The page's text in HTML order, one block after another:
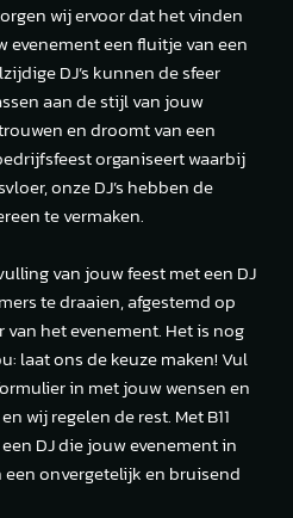
wij ervoor dat het vinden
evenement een fluitje van een
DJ’s kunnen de sfeer
aan de stijl van jouw
en droomt van een
organiseert waarbij
onze DJ’s hebben de
te vermaken.
van jouw feest met een DJ
te draaien, afgestemd op
het evenement. Het is nog
laat ons de keuze maken! Vul
in met jouw wensen en
wij regelen de rest. Met B11
DJ die jouw evenement in
onvergetelijk en bruisend